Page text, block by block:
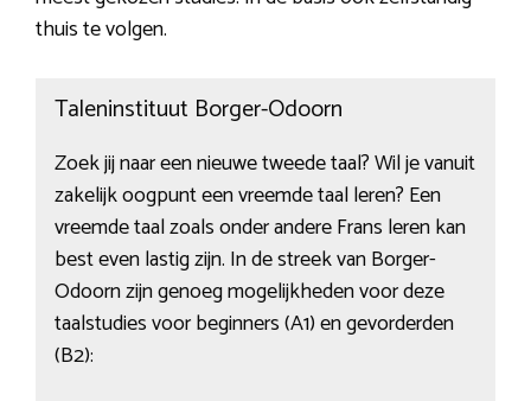
thuis te volgen.
Taleninstituut Borger-Odoorn
Zoek jij naar een nieuwe tweede taal? Wil je vanuit
zakelijk oogpunt een vreemde taal leren? Een
vreemde taal zoals onder andere Frans leren kan
best even lastig zijn. In de streek van Borger-
Odoorn zijn genoeg mogelijkheden voor deze
taalstudies voor beginners (A1) en gevorderden
(B2):